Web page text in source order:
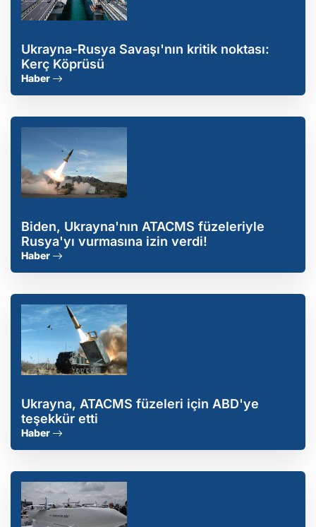
Ukrayna-Rusya Savaşı'nın kritik noktası:
Kerç Köprüsü
Haber
Biden, Ukrayna'nın ATACMS füzeleriyle
Rusya'yı vurmasına izin verdi!
Haber
Ukrayna, ATACMS füzeleri için ABD'ye
teşekkür etti
Haber